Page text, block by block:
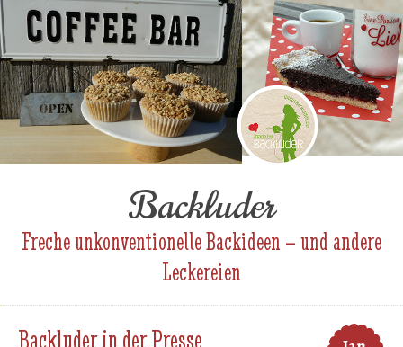
Backluder
Freche unkonventionelle Backideen – und andere
Leckereien
Backluder in der Presse